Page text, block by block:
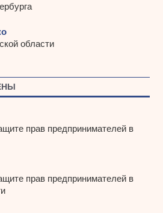
области
прав предпринимателей в
прав предпринимателей в